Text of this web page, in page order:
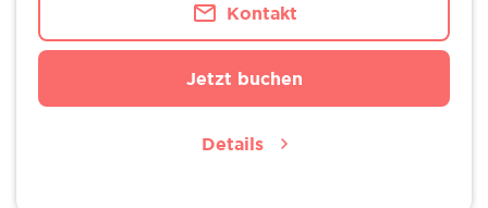
Kontakt
Jetzt buchen
Details